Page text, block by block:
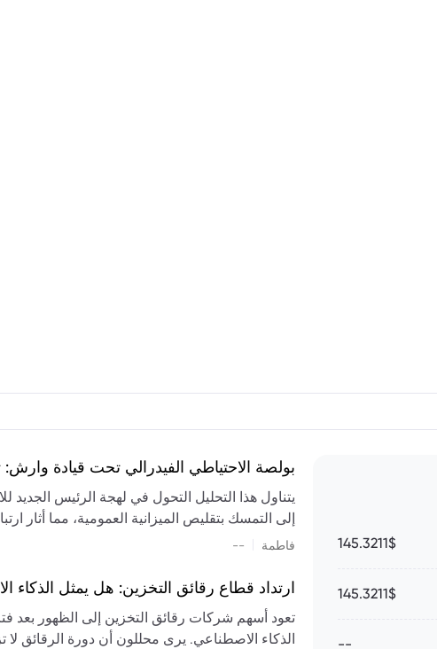
145.3211$
145.3211$
--
بولصة الاحتياطي الفيدرالي تحت قيادة
يتناول هذا التحليل التحول في لهجة الرئيس
إلى التمسك بتقليص الميزانية العمومية، مما أثار
المستمر، والعجز المالي الكبير، والتوترات
وتجنب التدابير الاستفزازية التي قد تزعزع استقرار
فاطمة --
ارتداد قطاع رقائق التخزين: هل يمثل الذكاء
تعود أسهم شركات رقائق التخزين إلى الظهور بعد
الذكاء الاصطناعي. يرى محللون أن دورة الرقائق لا